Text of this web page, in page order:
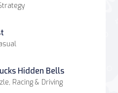
Hidden Bells
Racing & Driving